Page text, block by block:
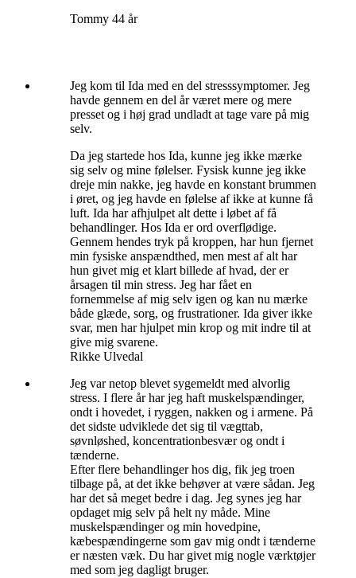
Tommy 44 år
Jeg kom til Ida med en del stresssymptomer. Jeg
havde gennem en del år været mere og mere
presset og i høj grad undladt at tage vare på mig
selv.
Da jeg startede hos Ida, kunne jeg ikke mærke
sig selv og mine følelser. Fysisk kunne jeg ikke
dreje min nakke, jeg havde en konstant brummen
i øret, og jeg havde en følelse af ikke at kunne få
luft. Ida har afhjulpet alt dette i løbet af få
behandlinger. Hos Ida er ord overflødige.
Gennem hendes tryk på kroppen, har hun fjernet
min fysiske anspændthed, men mest af alt har
hun givet mig et klart billede af hvad, der er
årsagen til min stress. Jeg har fået en
fornemmelse af mig selv igen og kan nu mærke
både glæde, sorg, og frustrationer. Ida giver ikke
svar, men har hjulpet min krop og mit indre til at
give mig svarene.
Rikke Ulvedal
Jeg var netop blevet sygemeldt med alvorlig
stress. I flere år har jeg haft muskelspændinger,
ondt i hovedet, i ryggen, nakken og i armene. På
det sidste udviklede det sig til vægttab,
søvnløshed, koncentrationbesvær og ondt i
tænderne.
Efter flere behandlinger hos dig, fik jeg troen
tilbage på, at det ikke behøver at være sådan. Jeg
har det så meget bedre i dag. Jeg synes jeg har
opdaget mig selv på helt ny måde. Mine
muskelspændinger og min hovedpine,
kæbespændingerne som gav mig ondt i tænderne
er næsten væk. Du har givet mig nogle værktøjer
med som jeg dagligt bruger.